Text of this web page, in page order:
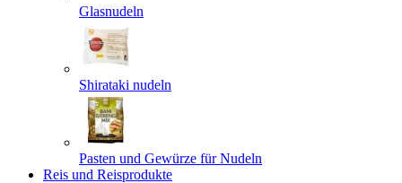
Glasnudeln
Shirataki nudeln
Pasten und Gewürze für Nudeln
Reis und Reisprodukte